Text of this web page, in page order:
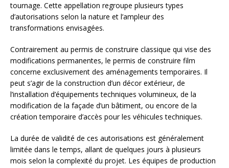
tournage. Cette appellation regroupe plusieurs types
d’autorisations selon la nature et l’ampleur des
transformations envisagées.
Contrairement au permis de construire classique qui vise des
modifications permanentes, le permis de construire film
concerne exclusivement des aménagements temporaires. Il
peut s’agir de la construction d’un décor extérieur, de
l’installation d’équipements techniques volumineux, de la
modification de la façade d’un bâtiment, ou encore de la
création temporaire d’accès pour les véhicules techniques.
La durée de validité de ces autorisations est généralement
limitée dans le temps, allant de quelques jours à plusieurs
mois selon la complexité du projet. Les équipes de production